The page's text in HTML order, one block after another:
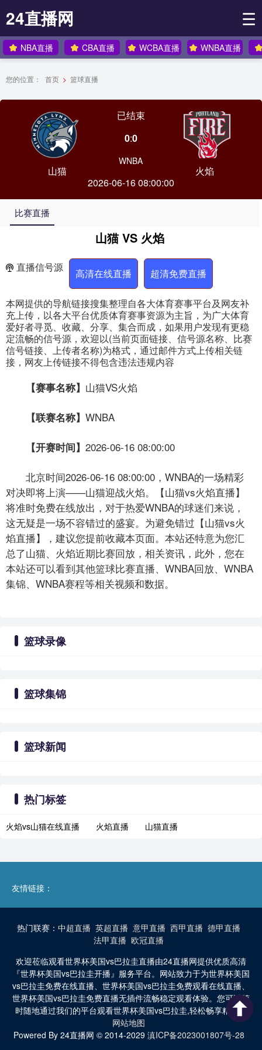
24直播网 ☰
NBA直播 CBA直播 WCBA直播 WNBA直播
您的位置： 首页 > 篮球直播
山猫
已结束
0:0
WNBA
2026-06-16 08:00:00
火焰
比赛直播
山猫 VS 火焰
直播信号源 高清在线直播 超清免费直播
本网提供的导航链接搜集整理自各大体育赛事平台及网友补
充上传，以各大平台优质体育赛事资源为主旨，为广大体育
爱好者寻觅、收藏、分享、集合而成，如果用户发现有更稳
定流畅的信号源，欢迎以(当前页面链接、信号源名称、比赛
信号链接、上传者名称)为格式，通过邮件方式上传相关链
接，网友上传链接不得包含违法违规内容
【赛事名称】 山猫VS火焰
【联赛名称】 WNBA
【开赛时间】 2026-06-16 08:00:00
北京时间2026-06-16 08:00:00，WNBA的一场精彩
对决即将上演——山猫迎战火焰。【山猫vs火焰直播】
将准时免费在线放出，对于热爱WNBA的球迷们来说，
这无疑是一场不容错过的盛宴。为避免错过【山猫vs火
焰直播】，建议您提前收藏本页面。本站还特意为您汇
总了山猫、火焰近期比赛回放，相关资讯，此外，您在
本站还可以看到其他篮球比赛直播、WNBA回放、WNBA
集锦、WNBA赛程等相关视频和数据。
篮球录像
篮球集锦
篮球新闻
热门标签
火焰vs山猫在线直播 火焰直播 山猫直播
友情链接：
热门联赛： 中超直播 英超直播 意甲直播 西甲直播 德甲直播
法甲直播 欧冠直播
欢迎莅临观看世界杯美国vs巴拉圭直播由24直播网提供优质高清
『世界杯美国vs巴拉圭开播』服务平台。网站致力于为世界杯美国
vs巴拉圭免费在线直播、世界杯美国vs巴拉圭免费观看在线直播、
世界杯美国vs巴拉圭免费直播无插件流畅稳定观看体验。您可以随
时随地通过我们的平台观看世界杯美国vs巴拉圭,轻松畅享精彩。
网站地图
Powered By 24直播网 © 2014-2029 滇ICP备2023001807号-28